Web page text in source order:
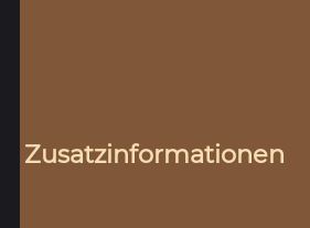
Zusatzinformationen